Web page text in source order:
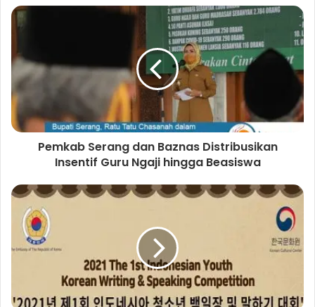
s
Pemkab Serang dan Baznas Distribusikan
Insentif Guru Ngaji hingga Beasiswa